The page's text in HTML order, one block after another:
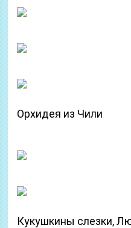
Орхидея из Чили
Кукушкины слезки,